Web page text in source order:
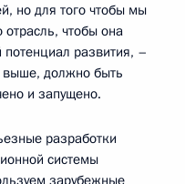
но для того чтобы мы
чтобы она
развития, –
выше, должно быть
и запущено.
разработки
системы
зарубежные